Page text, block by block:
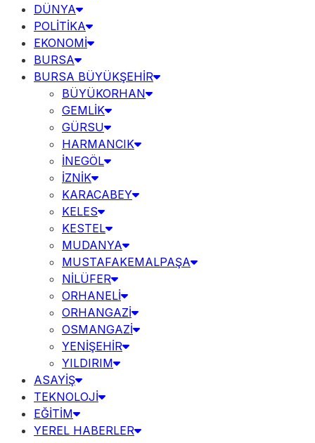
DÜNYA
POLİTİKA
EKONOMİ
BURSA
BURSA BÜYÜKŞEHİR
BÜYÜKORHAN
GEMLİK
GÜRSU
HARMANCIK
İNEGÖL
İZNİK
KARACABEY
KELES
KESTEL
MUDANYA
MUSTAFAKEMALPAŞA
NİLÜFER
ORHANELİ
ORHANGAZİ
OSMANGAZİ
YENİŞEHİR
YILDIRIM
ASAYİŞ
TEKNOLOJİ
EĞİTİM
YEREL HABERLER